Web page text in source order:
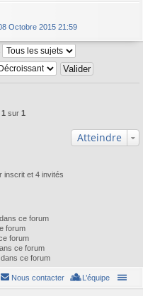
Octobre 2015 21:59
1 sur 1
Atteindre
inscrit et 4 invités
ce forum
forum
forum
ce forum
ce forum
L’équipe
Nous contacter